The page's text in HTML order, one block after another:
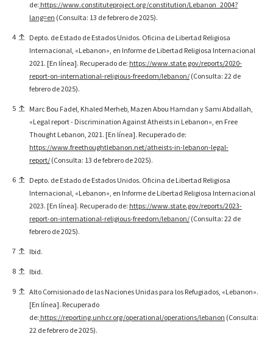
de: https://www.constituteproject.org/constitution/Lebanon_2004?
lang=en (Consulta: 13 de febrero de 2025).
4
Depto. de Estado de Estados Unidos. Oficina de Libertad Religiosa
Internacional, «Lebanon», en Informe de Libertad Religiosa Internacional
2021. [En línea]. Recuperado de: https://www.state.gov/reports/2020-
report-on-international-religious-freedom/lebanon/ (Consulta: 22 de
febrero de 2025).
5
Marc Bou Fadel, Khaled Merheb, Mazen Abou Hamdan y Sami Abdallah,
«Legal report - Discrimination Against Atheists in Lebanon», en Free
Thought Lebanon, 2021. [En línea]. Recuperado de:
https://www.freethoughtlebanon.net/atheists-in-lebanon-legal-
report/ (Consulta: 13 de febrero de 2025).
6
Depto. de Estado de Estados Unidos. Oficina de Libertad Religiosa
Internacional, «Lebanon», en Informe de Libertad Religiosa Internacional
2023. [En línea]. Recuperado de: https://www.state.gov/reports/2023-
report-on-international-religious-freedom/lebanon/ (Consulta: 22 de
febrero de 2025).
7 Ibid.
8 Ibid.
9
Alto Comisionado de las Naciones Unidas para los Refugiados, «Lebanon».
[En línea]. Recuperado
de: https://reporting.unhcr.org/operational/operations/lebanon (Consulta:
22 de febrero de 2025).